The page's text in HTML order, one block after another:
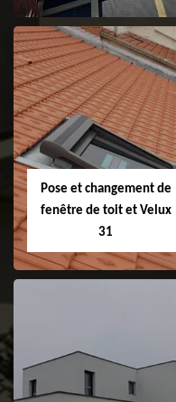
Couvreur 31
Pose et changement de
fenêtre de toit et Velux
31
Pose et
changement de